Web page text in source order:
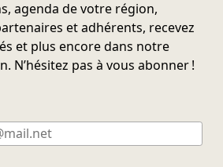
agenda de votre région,
et adhérents, recevez
et plus encore dans notre
N’hésitez pas à vous abonner !